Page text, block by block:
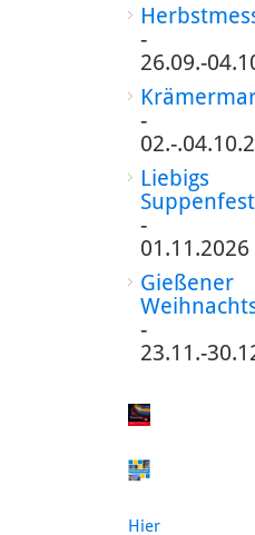
-
26.09.-
-
02.-
Liebigs
Suppenfest
-
01.11.2026
Gießener
-
23.11.-
Hier